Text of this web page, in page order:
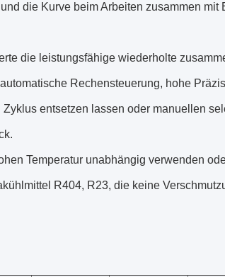
die Kurve beim Arbeiten zusammen
die leistungsfähige wiederholte
Rechensteuerung, hohe
Zyklus entsetzen lassen oder manuellen
Temperatur unabhängig verwenden
R404, R23, die keine